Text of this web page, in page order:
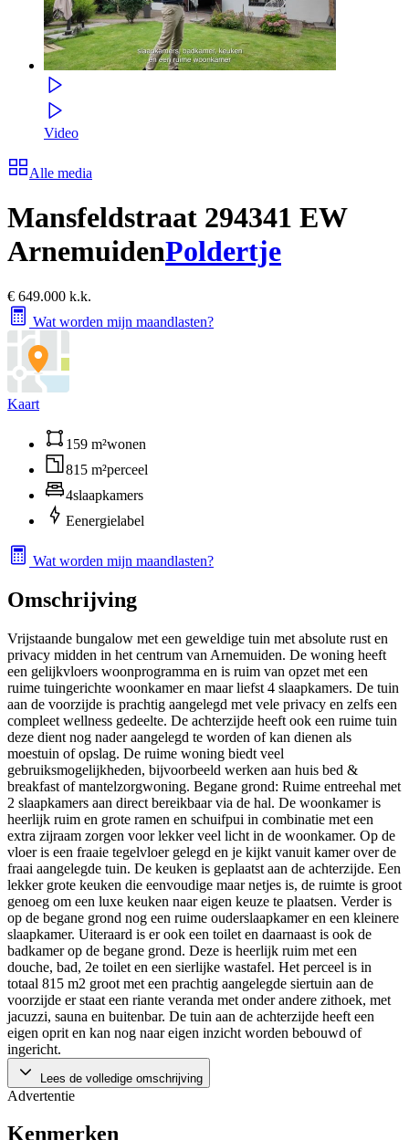
Video
Alle media
Mansfeldstraat 294341 EW
ArnemuidenPoldertje
€ 649.000 k.k.
Wat worden mijn maandlasten?
Kaart
159 m²wonen
815 m²perceel
4slaapkamers
Eenergielabel
Wat worden mijn maandlasten?
Omschrijving
Vrijstaande bungalow met een geweldige tuin met absolute rust en
privacy midden in het centrum van Arnemuiden. De woning heeft
een gelijkvloers woonprogramma en is ruim van opzet met een
ruime tuingerichte woonkamer en maar liefst 4 slaapkamers. De tuin
aan de voorzijde is prachtig aangelegd met vele privacy en zelfs een
compleet wellness gedeelte. De achterzijde heeft ook een ruime tuin
deze dient nog nader aangelegd te worden of kan dienen als
moestuin of opslag. De ruime woning biedt veel
gebruiksmogelijkheden, bijvoorbeeld werken aan huis bed &
breakfast of mantelzorgwoning. Begane grond: Ruime entreehal met
2 slaapkamers aan direct bereikbaar via de hal. De woonkamer is
heerlijk ruim en grote ramen en schuifpui in combinatie met een
extra zijraam zorgen voor lekker veel licht in de woonkamer. Op de
vloer is een fraaie tegelvloer gelegd en je kijkt vanuit kamer over de
fraai aangelegde tuin. De keuken is geplaatst aan de achterzijde. Een
lekker grote keuken die eenvoudige maar netjes is, de ruimte is groot
genoeg om een luxe keuken naar eigen keuze te plaatsen. Verder is
op de begane grond nog een ruime ouderslaapkamer en een kleinere
slaapkamer. Uiteraard is er ook een toilet en daarnaast is ook de
badkamer op de begane grond. Deze is heerlijk ruim met een
douche, bad, 2e toilet en een sierlijke wastafel. Het perceel is in
totaal 815 m2 groot met een prachtig aangelegde siertuin aan de
voorzijde er staat een riante veranda met onder andere zithoek, met
jacuzzi, sauna en buitenbar. De tuin aan de achterzijde heeft een
eigen oprit en kan nog naar eigen inzicht worden bebouwd of
ingericht.
Lees de volledige omschrijving
Advertentie
Kenmerken